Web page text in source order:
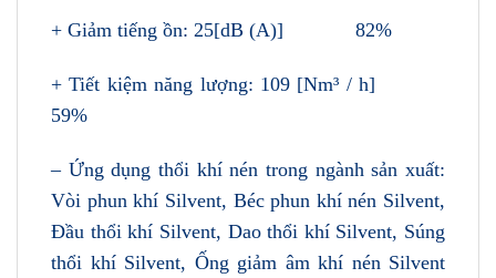
+ Giảm tiếng ồn: 25[dB (A)] 82%
+ Tiết kiệm năng lượng: 109 [Nm³ / h]
59%
– Ứng dụng thổi khí nén trong ngành sản xuất:
Vòi phun khí Silvent, Béc phun khí nén Silvent,
Đầu thổi khí Silvent, Dao thổi khí Silvent, Súng
thổi khí Silvent, Ống giảm âm khí nén Silvent